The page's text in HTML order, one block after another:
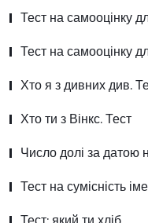
Тест на самооцінку
Тест на самооцінку
Хто я з дивних див.
Хто ти з Вінкс. Тест
Число долі за датою
Тест на сумісність